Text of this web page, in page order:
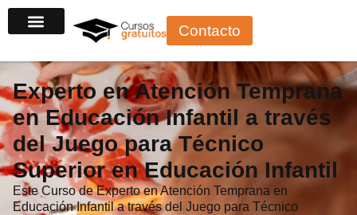
al
Contacto
Experto en Atención Temprana
en Educación Infantil a través
del Juego para Técnico
Superior en Educación Infantil
Este Curso de Experto en Atención Temprana en
Educación Infantil a través del Juego para Técnico